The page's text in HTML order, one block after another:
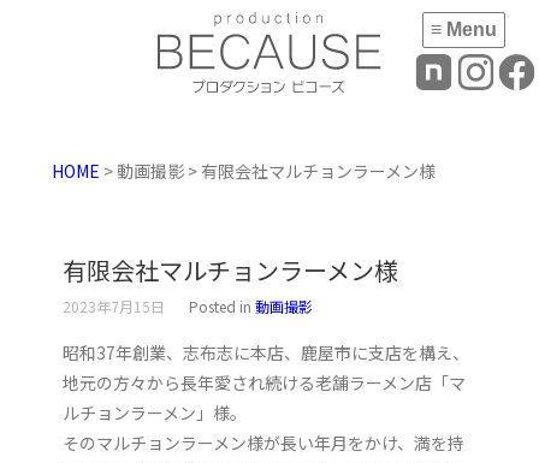
≡ Menu
HOME > 動画撮影 > 有限会社マルチョンラーメン様
有限会社マルチョンラーメン様
2023年7月15日 Posted in 動画撮影
昭和37年創業、志布志に本店、鹿屋市に支店を構え、
地元の方々から長年愛され続ける老舗ラーメン店「マ
ルチョンラーメン」様。
そのマルチョンラーメン様が長い年月をかけ、満を持